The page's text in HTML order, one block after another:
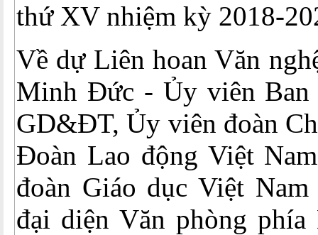
thứ XV nhiệm kỳ 2018-
Về dự Liên hoan Văn
Minh Đức - Ủy viên Ban
GD&ĐT, Ủy viên đoàn
Đoàn Lao động Việt
đoàn Giáo dục Việt
đại diện Văn phòng